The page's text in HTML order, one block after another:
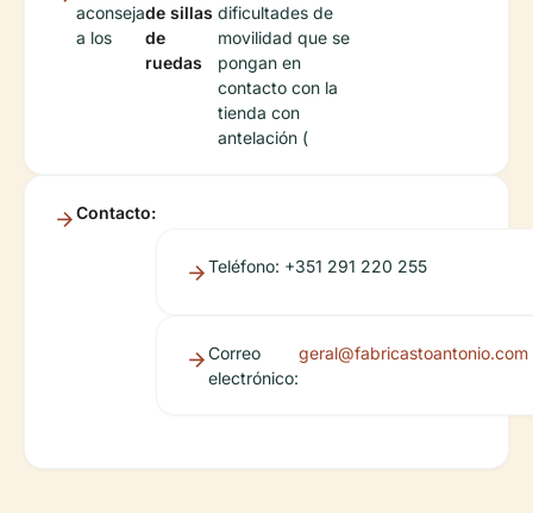
aconseja
a los
de sillas
de
ruedas
dificultades de
movilidad que se
pongan en
contacto con la
tienda con
antelación (
Contacto:
Teléfono: +351 291 220 255
Correo
electrónico:
geral@fabricastoantonio.com